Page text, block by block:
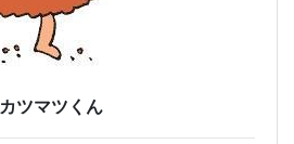
カツマツくん